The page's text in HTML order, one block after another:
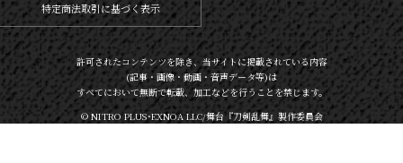
特定商法取引に基づく表示
許可されたコンテンツを除き、当サイトに掲載されている内容
(記事・画像・動画・音声データ等)は
すべてにおいて無断で転載、加工などを行うことを禁じます。
© NITRO PLUS･EXNOA LLC/舞台『刀剣乱舞』製作委員会